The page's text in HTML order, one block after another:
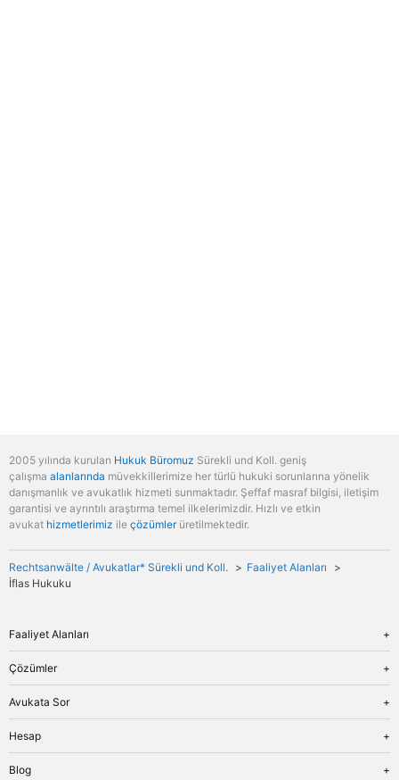
2005 yılında kurulan Hukuk Büromuz Sürekli und Koll. geniş
çalışma alanlarında müvekkillerimize her türlü hukuki sorunlarına yönelik
danışmanlık ve avukatlık hizmeti sunmaktadır. Şeffaf masraf bilgisi, iletişim
garantisi ve ayrıntılı araştırma temel ilkelerimizdir. Hızlı ve etkin
avukat hizmetlerimiz ile çözümlerüretilmektedir.
Rechtsanwälte / Avukatlar* Sürekli und Koll.
Faaliyet Alanları
İflas Hukuku
Faaliyet Alanları
Genel Bakış
İş Hukuku
Miras Hukuku
İflas Hukuku
Ceza Hukuku
Çözümler
Genel Bakış
Tanıma ve Tenfiz
Para Cezası
Avukata Sor
Genel Bakış
Fiyatlar
Hesap
Genel Bakış
Blog